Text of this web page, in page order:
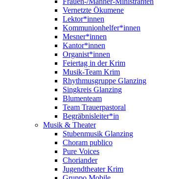
Vernetzte Ökumene
Lektor*innen
Kommunionhelfer*innen
Mesner*innen
Kantor*innen
Organist*innen
Feiertag in der Krim
Musik-Team Krim
Rhythmusgruppe Glanzing
Singkreis Glanzing
Blumenteam
Team Trauerpastoral
Begräbnisleiter*in
Musik & Theater
Stubenmusik Glanzing
Choram publico
Pure Voices
Choriander
Jugendtheater Krim